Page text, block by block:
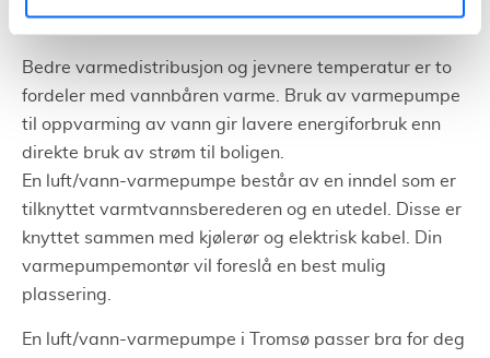
system.
Bedre varmedistribusjon og jevnere temperatur er to
fordeler med vannbåren varme. Bruk av varmepumpe
til oppvarming av vann gir lavere energiforbruk enn
direkte bruk av strøm til boligen.
En luft/vann-varmepumpe består av en inndel som er
tilknyttet varmtvannsberederen og en utedel. Disse er
knyttet sammen med kjølerør og elektrisk kabel. Din
varmepumpemontør vil foreslå en best mulig
plassering.
En luft/vann-varmepumpe i Tromsø passer bra for deg